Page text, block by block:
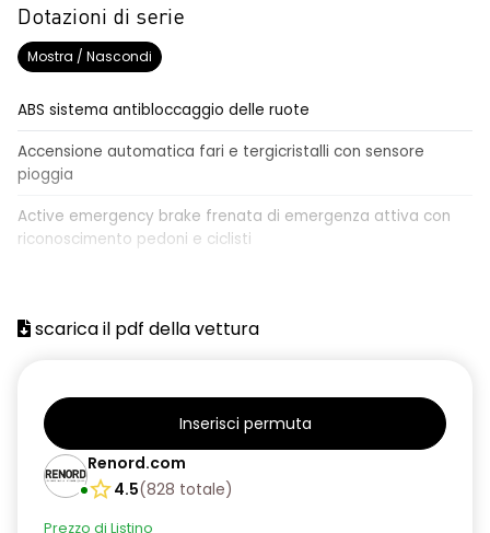
Dotazioni di serie
Mostra / Nascondi
ABS sistema antibloccaggio delle ruote
Accensione automatica fari e tergicristalli con sensore
pioggia
Active emergency brake frenata di emergenza attiva con
riconoscimento pedoni e ciclisti
Airbag laterali a tendina anteriori e posteriori
Alzacristalli elettrici posteriori
Barre tetto modulari nere
Bracciolo anteriore con vano portaoggetti
scarica il pdf della vettura
Inserisci permuta
Renord.com
4.5(828 totale)
Prezzo di Listino